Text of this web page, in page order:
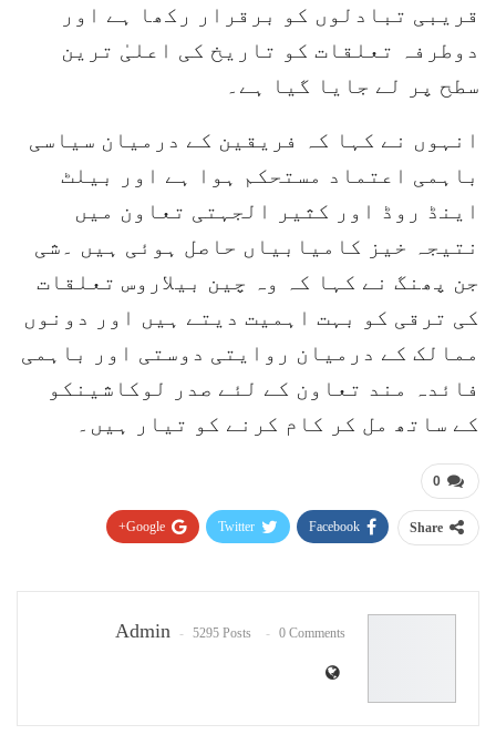
قریبی تبادلوں کو برقرار رکھا ہے اور
دوطرفہ تعلقات کو تاریخ کی اعلیٰ ترین
سطح پر لے جایا گیا ہے۔
انہوں نے کہا کہ فریقین کے درمیان سیاسی
باہمی اعتماد مستحکم ہوا ہے اور بیلٹ
اینڈ روڈ اور کثیر الجہتی تعاون میں
نتیجہ خیز کامیابیاں حاصل ہوئی ہیں ۔شی
جن پھنگ نے کہا کہ وہ چین بیلاروس تعلقات
کی ترقی کو بہت اہمیت دیتے ہیں اور دونوں
ممالک کے درمیان روایتی دوستی اور باہمی
فائدہ مند تعاون کے لئے صدر لوکاشینکو
کے ساتھ مل کر کام کرنے کو تیار ہیں۔
0
Share
Facebook
Twitter
Google+
Admin 5295 Posts 0 Comments